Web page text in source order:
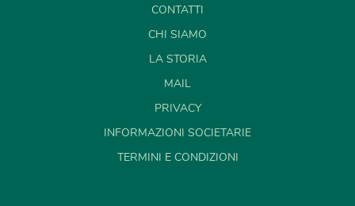
CONTATTI
CHI SIAMO
LA STORIA
MAIL
PRIVACY
INFORMAZIONI SOCIETARIE
TERMINI E CONDIZIONI